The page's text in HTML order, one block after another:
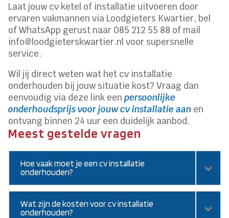
Laat jouw cv ketel of installatie uitvoeren door
ervaren vakmannen via Loodgieters Kwartier, bel
of WhatsApp gerust naar 085 212 55 88 of mail
info@loodgieterskwartier.nl voor supersnelle
service.
Wil jij direct weten wat het cv installatie
onderhouden bij jouw situatie kost? Vraag dan
eenvoudig via deze link eenpersoonlijke
onderhoudsprijs voor jouw cv installatie aan en
ontvang binnen 24 uur een duidelijk aanbod.
Meest gestelde vragen
Hoe vaak moet je een cv installatie
onderhouden?
Wat zijn de kosten voor cv installatie
onderhouden?